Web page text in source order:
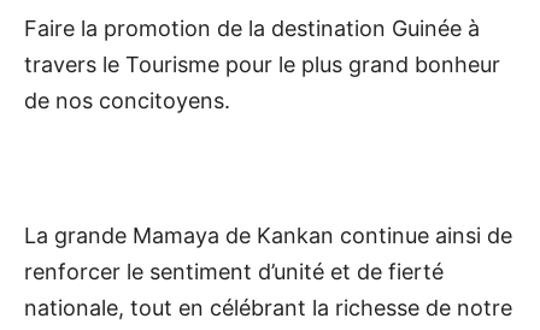
Faire la promotion de la destination Guinée à
travers le Tourisme pour le plus grand bonheur
de nos concitoyens.
La grande Mamaya de Kankan continue ainsi de
renforcer le sentiment d’unité et de fierté
nationale, tout en célébrant la richesse de notre